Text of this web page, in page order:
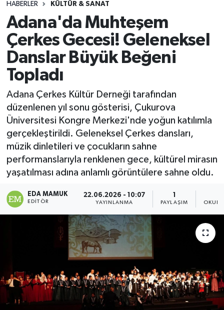
HABERLER KÜLTÜR & SANAT
Adana'da Muhteşem
Çerkes Gecesi! Geleneksel
Danslar Büyük Beğeni
Topladı
Adana Çerkes Kültür Derneği tarafından
düzenlenen yıl sonu gösterisi, Çukurova
Üniversitesi Kongre Merkezi'nde yoğun katılımla
gerçekleştirildi. Geleneksel Çerkes dansları,
müzik dinletileri ve çocukların sahne
performanslarıyla renklenen gece, kültürel mirasın
yaşatılması adına anlamlı görüntülere sahne oldu.
EDA MAMUK
EDITÖR
22.06.2026 - 10:07
YAYINLANMA PAYLAŞIM
Gündem
Haber Reklam
Magazin
Özel
Resmi İlanlar
Sağlık
Siyaset
Yerel Yönetimler
Son Dakika Haberleri
Haber Arşivi